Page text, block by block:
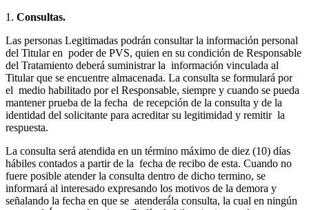
1. Consultas.
Las personas Legitimadas podrán consultar la información personal
del Titular en poder de PVS, quien en su condición de Responsable
del Tratamiento deberá suministrar la información vinculada al
Titular que se encuentre almacenada. La consulta se formulará por
el medio habilitado por el Responsable, siempre y cuando se pueda
mantener prueba de la fecha de recepción de la consulta y de la
identidad del solicitante para acreditar su legitimidad y remitir la
respuesta.
La consulta será atendida en un término máximo de diez (10) días
hábiles contados a partir de la fecha de recibo de esta. Cuando no
fuere posible atender la consulta dentro de dicho termino, se
informará al interesado expresando los motivos de la demora y
señalando la fecha en que se atenderá́la consulta, la cual en ningún